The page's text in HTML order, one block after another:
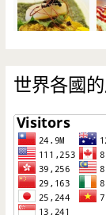
世界各國